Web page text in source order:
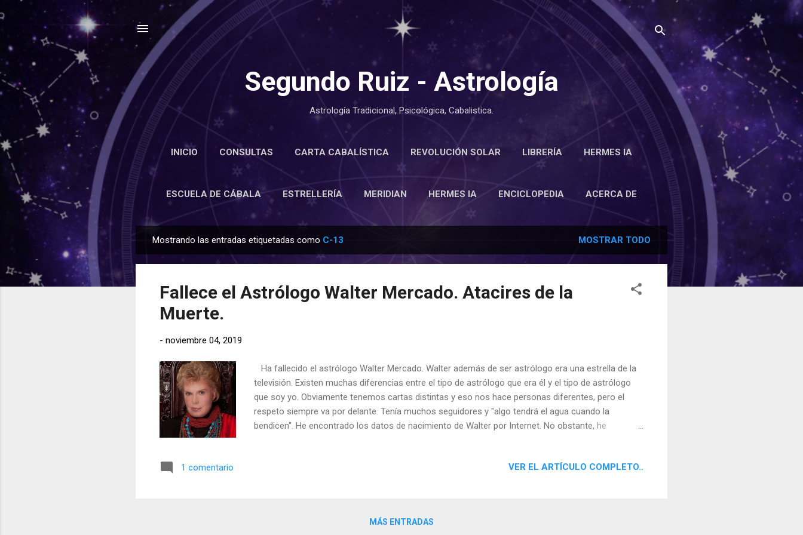
Ir al contenido principal
Segundo Ruiz - Astrología
Astrología Tradicional, Psicológica, Cabalistica.
INICIO CONSULTAS CARTA CABALÍSTICA REVOLUCIÓN SOLAR LIBRERÍA HERMES IA
ENCICLOPEDIA ESTRELLERÍA MERIDIAN MÁS…
ESCUELA DE CÁBALA
ESTRELLERÍA MERIDIAN HERMES IA ENCICLOPEDIA ACERCA DE
n
Mostrando las entradas etiquetadas como C-13 MOSTRAR TODO
Fallece el Astrólogo Walter Mercado. Atacires de la
Muerte.
- noviembre 04, 2019
Ha fallecido el astrólogo Walter Mercado. Walter además de ser astrólogo era una estrella de la
televisión. Existen muchas diferencias entre el tipo de astrólogo que era él y el tipo de astrólogo
que soy yo. Obviamente tenemos cartas distintas y eso nos hace personas diferentes, pero el
respeto siempre va por delante. Tenía muchos seguidores y "algo tendrá el agua cuando la
bendicen". He encontrado los datos de nacimiento de Walter por Internet. No obstante, he
Ascendente con una dignidad mediocre que si bien en algunos aspectos le hacía ser brillante en
1 comentario VER EL ARTÍCULO COMPLETO..
MÁS ENTRADAS